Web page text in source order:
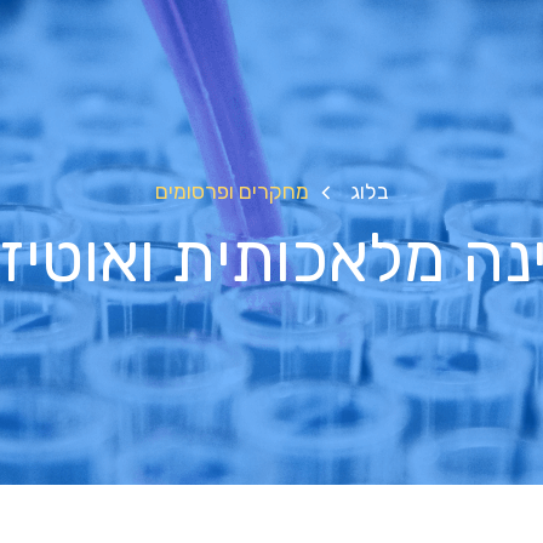
בלוג מחקרים ופרסומים
מלאכותית